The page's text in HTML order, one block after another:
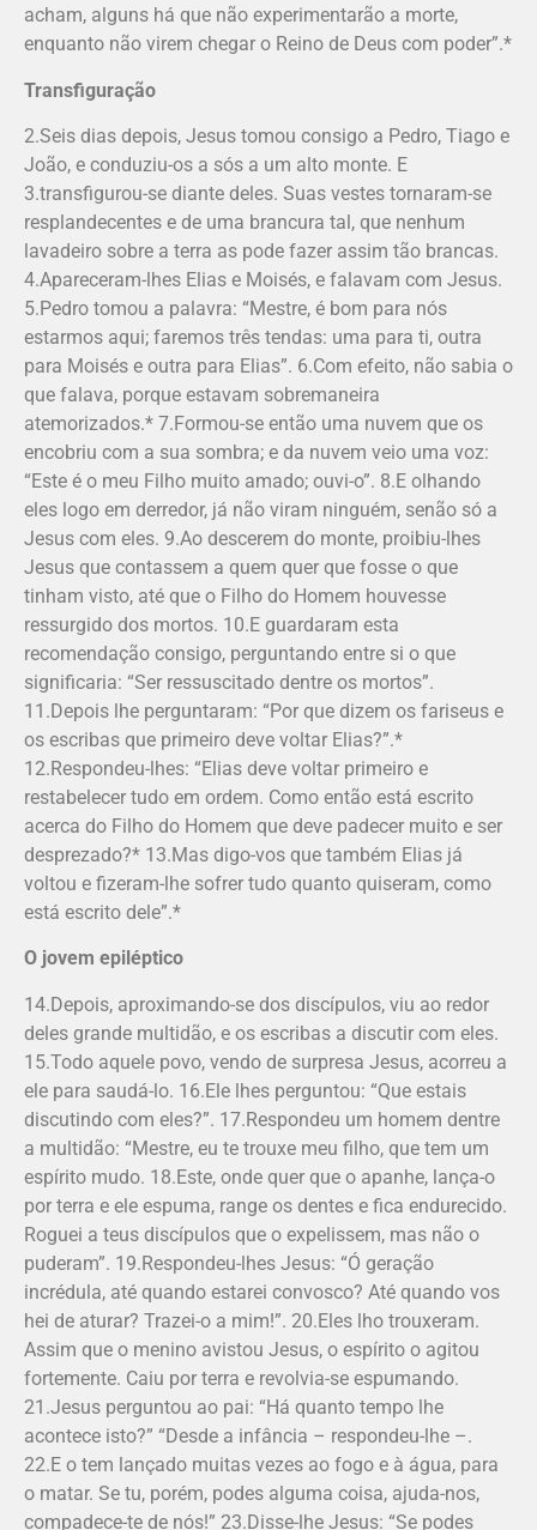
acham, alguns há que não experimentarão a morte,
enquanto não virem chegar o Reino de Deus com poder”.*
Transfiguração
2.Seis dias depois, Jesus tomou consigo a Pedro, Tiago e
João, e conduziu-os a sós a um alto monte. E
3.transfigurou-se diante deles. Suas vestes tornaram-se
resplandecentes e de uma brancura tal, que nenhum
lavadeiro sobre a terra as pode fazer assim tão brancas.
4.Apareceram-lhes Elias e Moisés, e falavam com Jesus.
5.Pedro tomou a palavra: “Mestre, é bom para nós
estarmos aqui; faremos três tendas: uma para ti, outra
para Moisés e outra para Elias”. 6.Com efeito, não sabia o
que falava, porque estavam sobremaneira
atemorizados.* 7.Formou-se então uma nuvem que os
encobriu com a sua sombra; e da nuvem veio uma voz:
“Este é o meu Filho muito amado; ouvi-o”. 8.E olhando
eles logo em derredor, já não viram ninguém, senão só a
Jesus com eles. 9.Ao descerem do monte, proibiu-lhes
Jesus que contassem a quem quer que fosse o que
tinham visto, até que o Filho do Homem houvesse
ressurgido dos mortos. 10.E guardaram esta
recomendação consigo, perguntando entre si o que
significaria: “Ser ressuscitado dentre os mortos”.
11.Depois lhe perguntaram: “Por que dizem os fariseus e
os escribas que primeiro deve voltar Elias?”.*
12.Respondeu-lhes: “Elias deve voltar primeiro e
restabelecer tudo em ordem. Como então está escrito
acerca do Filho do Homem que deve padecer muito e ser
desprezado?* 13.Mas digo-vos que também Elias já
voltou e fizeram-lhe sofrer tudo quanto quiseram, como
está escrito dele”.*
O jovem epiléptico
14.Depois, aproximando-se dos discípulos, viu ao redor
deles grande multidão, e os escribas a discutir com eles.
15.Todo aquele povo, vendo de surpresa Jesus, acorreu a
ele para saudá-lo. 16.Ele lhes perguntou: “Que estais
discutindo com eles?”. 17.Res­pondeu um homem dentre
a multidão: “Mestre, eu te trouxe meu filho, que tem um
espírito mudo. 18.Este, onde quer que o apanhe, lança-o
por terra e ele espuma, range os dentes e fica endurecido.
Roguei a teus discípulos que o expelissem, mas não o
puderam”. 19.Respondeu-lhes Jesus: “Ó geração
incrédula, até quando estarei convosco? Até quando vos
hei de aturar? Trazei-o a mim!”. 20.Eles lho trouxeram.
Assim que o menino avistou Jesus, o espírito o agitou
fortemente. Caiu por terra e revolvia-se espumando.
21.Jesus perguntou ao pai: “Há quanto tempo lhe
acontece isto?” “Desde a infância – respondeu-lhe –.
22.E o tem lançado muitas vezes ao fogo e à água, para
o matar. Se tu, porém, podes alguma coisa, ajuda-nos,
compadece-te de nós!” 23.Disse-lhe Jesus: “Se podes